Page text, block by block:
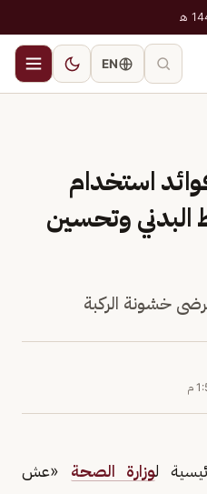
EN
استخدام
البدني وتحسين
خشونة الركبة
م
لوزارة الصحة «عش